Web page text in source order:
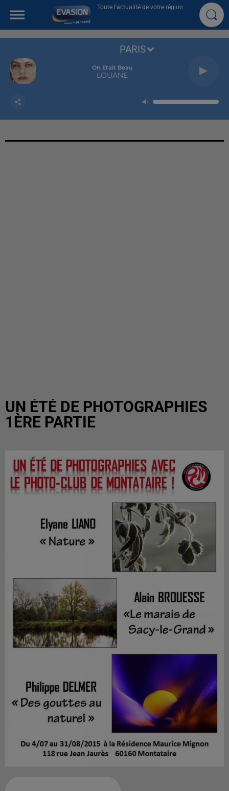
Toute l'actualité de votre région
On Etait Beau
LOUANE
PARIS
UN ÉTÉ DE PHOTOGRAPHIES
1ÈRE PARTIE